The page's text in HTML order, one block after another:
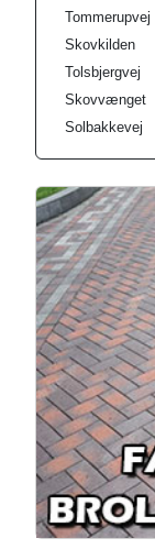
Tommerupvej
Skovkilden
Tolsbjergvej
Skovvænget
Solbakkevej